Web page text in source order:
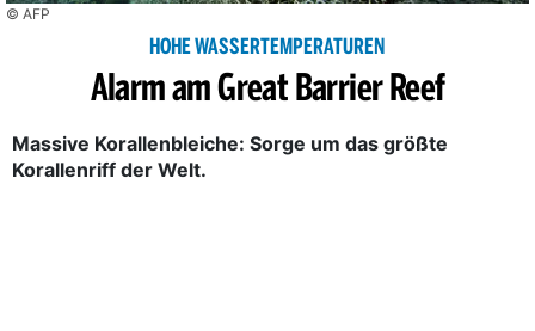
© AFP
HOHE WASSERTEMPERATUREN
Alarm am Great Barrier Reef
Massive Korallenbleiche: Sorge um das größte
Korallenriff der Welt.